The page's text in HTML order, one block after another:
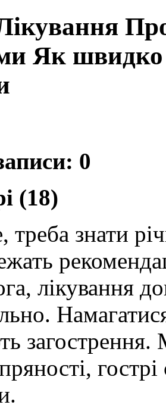
Як швидко
0
(18)
знати
лікування
загострення.